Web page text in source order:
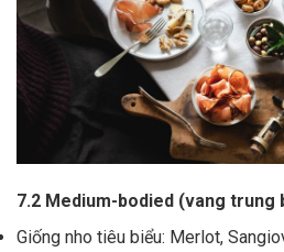
7.2 Medium-bodied (vang trung
Giống nho tiêu biểu: Merlot,